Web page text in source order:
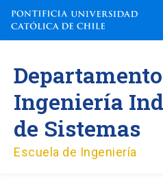
contenido
Ingeniería
de Sistemas
Escuela de Ingeniería